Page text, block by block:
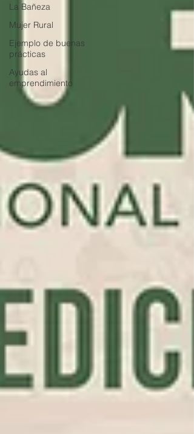
La Bañeza
Mujer Rural
Ejemplo de buenas
prácticas
Ayudas al
emprendimiento